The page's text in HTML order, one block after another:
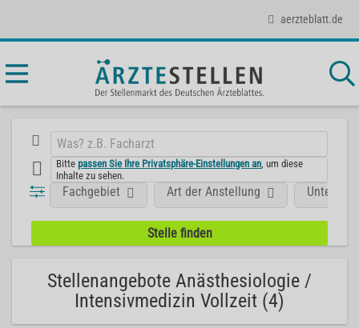
aerzteblatt.de
Bittepassen Sie Ihre Privatsphäre-Einstellungen an , um diese
Inhalte zu sehen.
Fachgebiet Art der Anstellung
Stellenangebote Anästhesiologie /
Intensivmedizin Vollzeit (4)